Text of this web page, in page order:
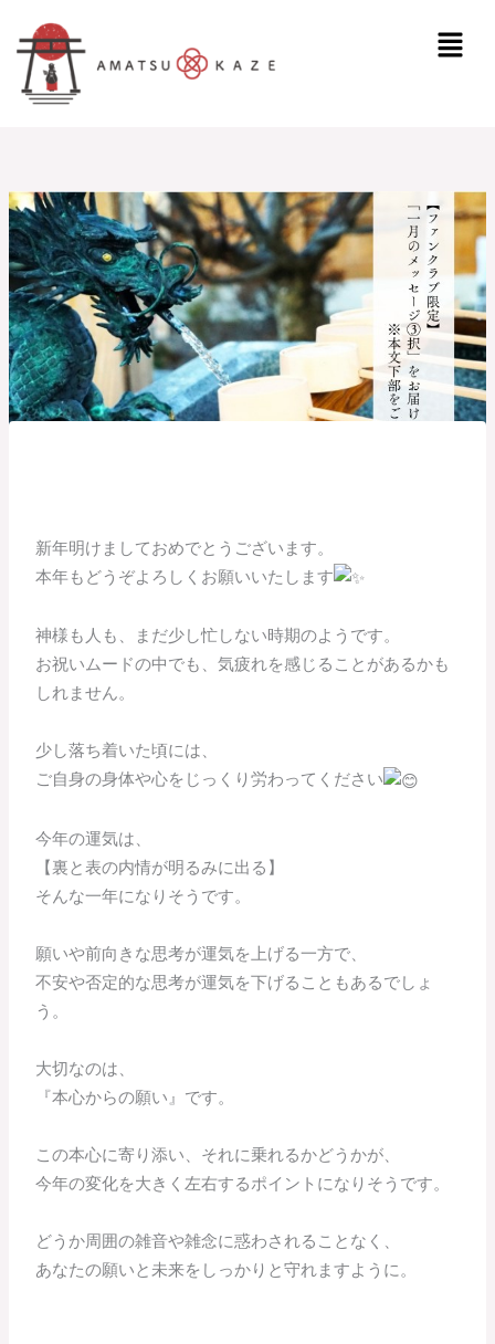
メ
ニ
新年明けましておめでとうございます。
本年もどうぞよろしくお願いいたします
神様も人も、まだ少し忙しない時期のようです。
お祝いムードの中でも、気疲れを感じることがあるかも
しれません。
少し落ち着いた頃には、
ご自身の身体や心をじっくり労わってください
今年の運気は、
【裏と表の内情が明るみに出る】
そんな一年になりそうです。
願いや前向きな思考が運気を上げる一方で、
不安や否定的な思考が運気を下げることもあるでしょ
う。
大切なのは、
『本心からの願い』です。
この本心に寄り添い、それに乗れるかどうかが、
今年の変化を大きく左右するポイントになりそうです。
どうか周囲の雑音や雑念に惑わされることなく、
あなたの願いと未来をしっかりと守れますように。